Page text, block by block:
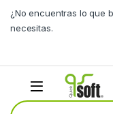
¿No encuentras lo que
necesitas.
Buscar por: